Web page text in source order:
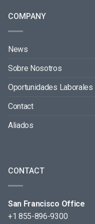
COMPANY
News
Sobre Nosotros
Oportunidades Laborales
Contact
Aliados
CONTACT
San Francisco Office
+1 855-896-9300